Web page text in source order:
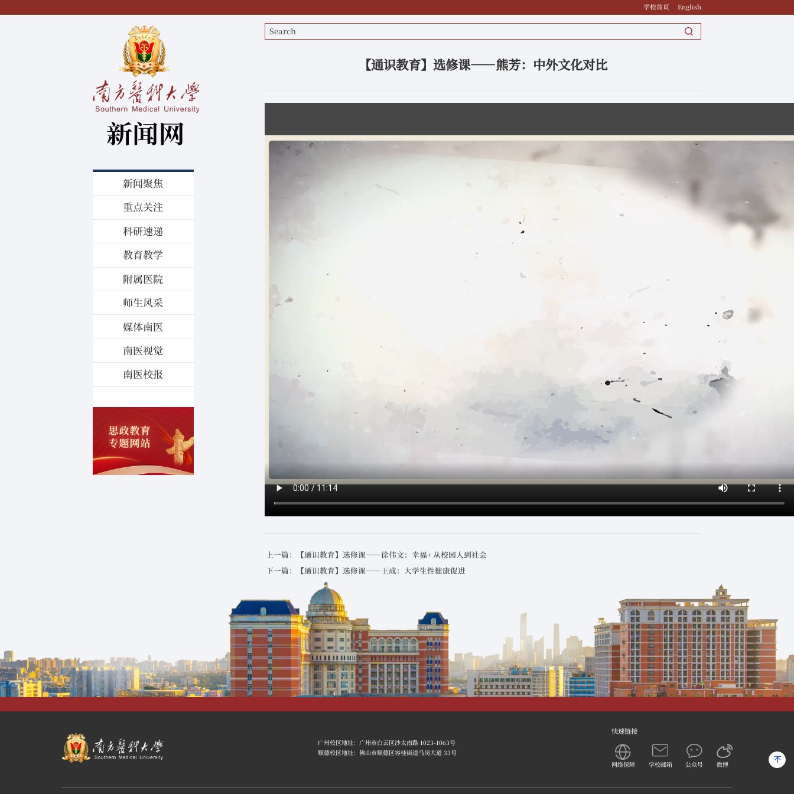
学校首页 English
新闻聚焦
重点关注
科研速递
教育教学
附属医院
师生风采
媒体南医
南医视觉
南医校报
【通识教育】选修课——熊芳：中外文化对比
上一篇：【通识教育】选修课——徐伟文：幸福+ 从校园人到社会
下一篇：【通识教育】选修课——王成：大学生性健康促进
广州校区地址：广州市白云区沙太南路 1023-1063号
顺德校区地址：佛山市顺德区容桂街道马岗大道 33号
快速链接
网络保障 学校邮箱 公众号 微博